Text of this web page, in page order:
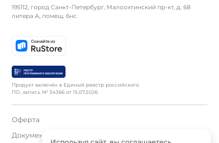
195112, город Санкт-Петербург, Малоохтинский пр-кт, д. 68
литера А, помещ. 6нс
Продукт включён в Единый реестр российского
ПО, запись № 34366 от 15.07.2026
Оферта
Документация